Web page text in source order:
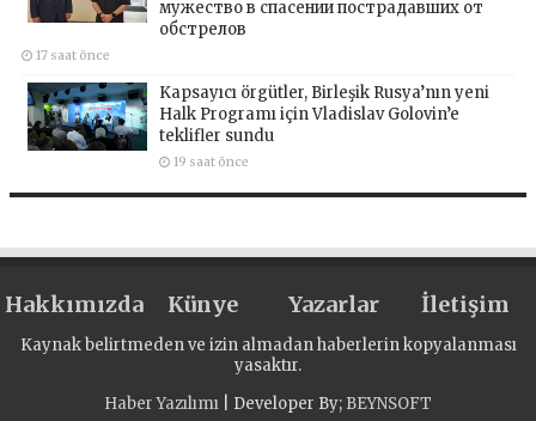
мужество в спасении пострадавших от
обстрелов
17 saat önce
Kapsayıcı örgütler, Birleşik Rusya’nın yeni
Halk Programı için Vladislav Golovin’e
teklifler sundu
19 saat önce
Hakkımızda Künye Yazarlar İletişim
Kaynak belirtmeden ve izin almadan haberlerin kopyalanması
yasaktır.
Haber Yazılımı | Developer By; BEYNSOFT